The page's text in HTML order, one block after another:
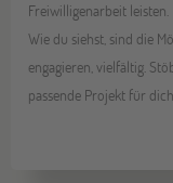
Freiwilligenarbeit leisten.
Wie du siehst, sind die
engagieren, vielfältig.
passende Projekt für